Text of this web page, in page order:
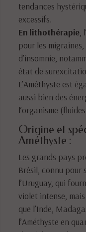
tendances
excessifs.
En lithothérapie
pour les
d’insomnie,
état de
L’Améthyste est
aussi bien des
l’organisme
Origine et
Améthyste :
Les grands pays
Brésil, connu pour
l’Uruguay, qui
violet intense,
que l’Inde,
l’Améthyste en